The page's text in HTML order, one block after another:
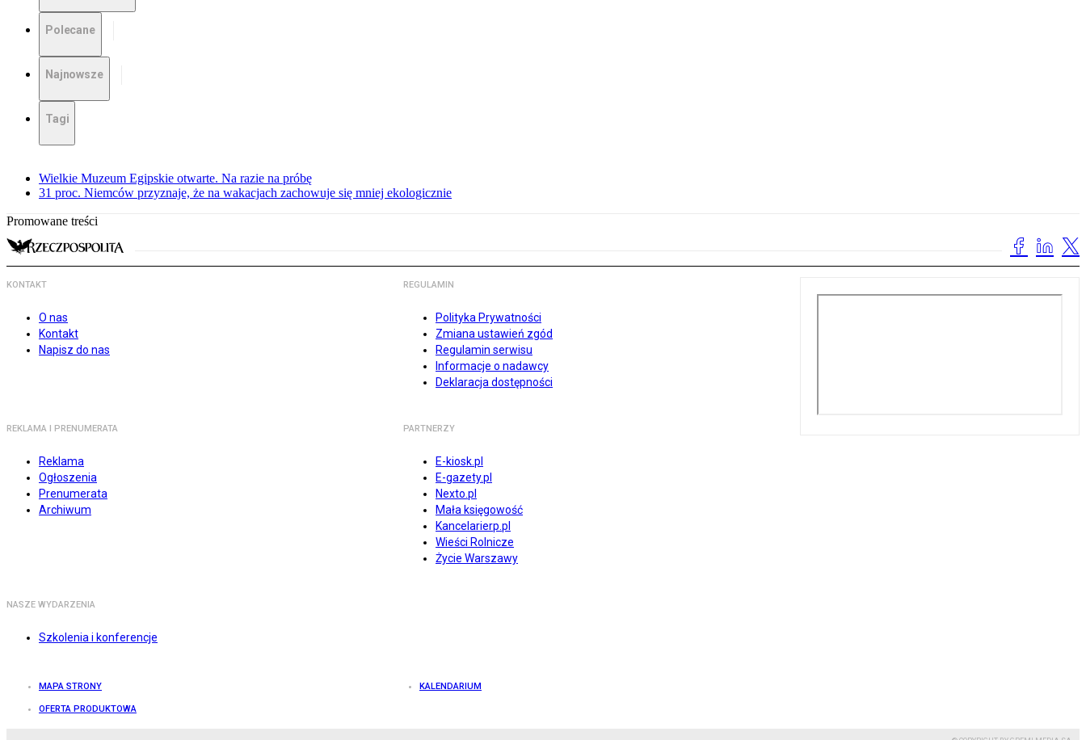
Polecane
Najnowsze
Tagi
Wielkie Muzeum Egipskie otwarte. Na razie na próbę
31 proc. Niemców przyznaje, że na wakacjach zachowuje się mniej ekologicznie
Promowane treści
KONTAKT
O nas
Kontakt
Napisz do nas
REGULAMIN
Polityka Prywatności
Zmiana ustawień zgód
Regulamin serwisu
Informacje o nadawcy
Deklaracja dostępności
REKLAMA I PRENUMERATA
Reklama
Ogłoszenia
Prenumerata
Archiwum
PARTNERZY
E-kiosk.pl
E-gazety.pl
Nexto.pl
Mała księgowość
Kancelarierp.pl
Wieści Rolnicze
Życie Warszawy
NASZE WYDARZENIA
Szkolenia i konferencje
MAPA STRONY KALENDARIUM
OFERTA PRODUKTOWA